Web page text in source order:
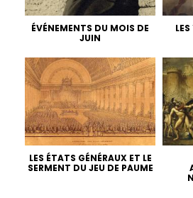
ÉVÉNEMENTS DU MOIS DE
JUIN
LES ÉTATS GÉNÉRAUX ET LE
SERMENT DU JEU DE PAUME